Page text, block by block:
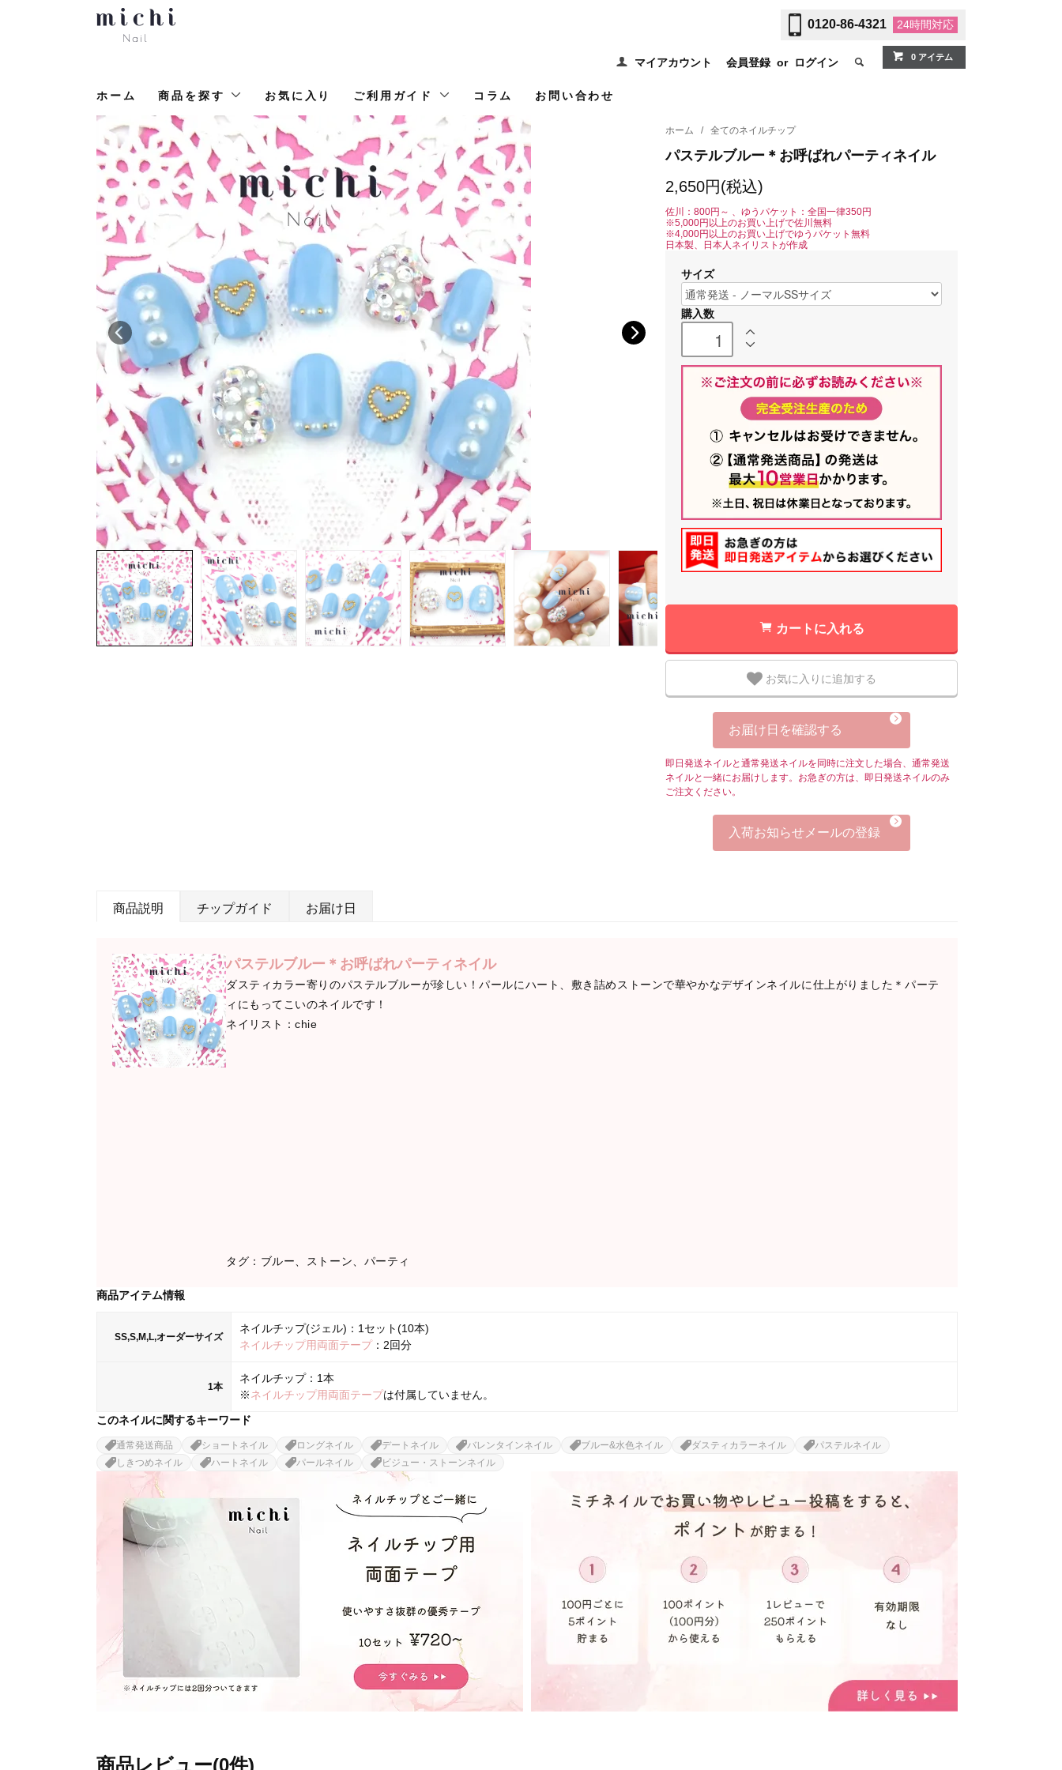
0120-86-4321 24時間対応
マイアカウント 会員登録 or ログイン 0 アイテム
ホーム 商品を探す お気に入り ご利用ガイド コラム お問い合わせ
ホーム / 全てのネイルチップ
パステルブルー＊お呼ばれパーティネイル
2,650円(税込)
佐川：800円～ 、ゆうパケット：全国一律350円
※5,000円以上のお買い上げで佐川無料
※4,000円以上のお買い上げでゆうパケット無料
日本製、日本人ネイリストが作成
サイズ
購入数
カートに入れる
お気に入りに追加する
お届け日を確認する
即日発送ネイルと通常発送ネイルを同時に注文した場合、通常発送
ネイルと一緒にお届けします。お急ぎの方は、即日発送ネイルのみ
ご注文ください。
入荷お知らせメールの登録
商品説明 チップガイド お届け日
パステルブルー＊お呼ばれパーティネイル
ダスティカラー寄りのパステルブルーが珍しい！パールにハート、敷き詰めストーンで華やかなデザインネイルに仕上がりました＊パーテ
ィにもってこいのネイルです！
ネイリスト：chie
タグ：ブルー、ストーン、パーティ
商品アイテム情報
SS,S,M,L,オーダーサイズ
ネイルチップ(ジェル)：1セット(10本)
ネイルチップ用両面テープ：2回分
1本
ネイルチップ：1本
※ネイルチップ用両面テープは付属していません。
このネイルに関するキーワード
通常発送商品 ショートネイル ロングネイル デートネイル バレンタインネイル ブルー&水色ネイル ダスティカラーネイル
パステルネイル
しきつめネイル
ハートネイル パールネイル ビジュー・ストーンネイル
商品レビュー(0件)